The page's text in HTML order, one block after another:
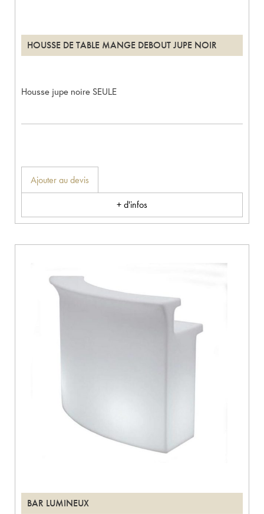
HOUSSE DE TABLE MANGE DEBOUT JUPE NOIR
Housse jupe noire SEULE
Ajouter au devis
+ d'infos
BAR LUMINEUX